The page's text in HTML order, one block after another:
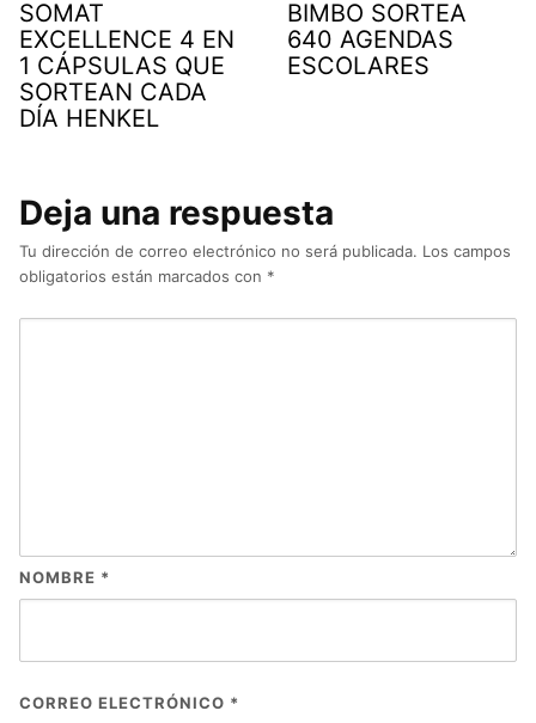
SOMAT
EXCELLENCE 4 EN
1 CÁPSULAS QUE
SORTEAN CADA
DÍA HENKEL
BIMBO SORTEA
640 AGENDAS
ESCOLARES
Deja una respuesta
Tu dirección de correo electrónico no será publicada. Los campos
obligatorios están marcados con *
NOMBRE *
CORREO ELECTRÓNICO *